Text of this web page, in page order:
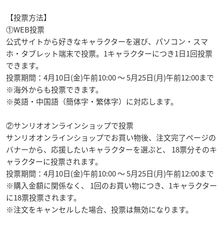
【投票方法】
①WEB投票
公式サイトから好きなキャラクターを選び、パソコン・スマ
ホ・タブレット端末で投票。1キャラクターにつき1日1回投票
できます。
投票期間：4月10日(金)午前10:00 〜 5月25日(月)午前12:00まで
※海外からも投票できます。
※英語・中国語（簡体字・繁体字）に対応します。
②サンリオオンラインショップで投票
サンリオオンラインショップでお買い物後、注文完了ページの
バナーから、応援したいキャラクターを選ぶと、 18票分そのキ
ャラクターに投票されます。
投票期間：4月10日(金)午前10:00 〜 5月25日(月)午前12:00まで
※購入金額に関係なく、 1回のお買い物につき、1キャラクター
に18票投票されます。
※注文をキャンセルした場合、投票は無効になります。